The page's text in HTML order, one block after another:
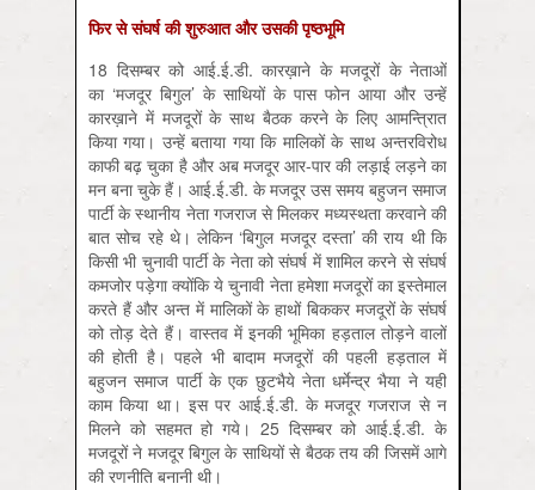
फिर से संघर्ष की शुरुआत और उसकी पृष्ठभूमि
18 दिसम्बर को आई.ई.डी. कारख़ाने के मजदूरों के नेताओं
का ‘मजदूर बिगुल’ के साथियों के पास फोन आया और उन्हें
कारख़ाने में मजदूरों के साथ बैठक करने के लिए आमन्त्रिात
किया गया। उन्हें बताया गया कि मालिकों के साथ अन्तरविरोध
काफी बढ़ चुका है और अब मजदूर आर-पार की लड़ाई लड़ने का
मन बना चुके हैं। आई.ई.डी. के मजदूर उस समय बहुजन समाज
पार्टी के स्थानीय नेता गजराज से मिलकर मध्‍यस्थता करवाने की
बात सोच रहे थे। लेकिन ‘बिगुल मजदूर दस्ता’ की राय थी कि
किसी भी चुनावी पार्टी के नेता को संघर्ष में शामिल करने से संघर्ष
कमजोर पड़ेगा क्योंकि ये चुनावी नेता हमेशा मजदूरों का इस्तेमाल
करते हैं और अन्त में मालिकों के हाथों बिककर मजदूरों के संघर्ष
को तोड़ देते हैं। वास्तव में इनकी भूमिका हड़ताल तोड़ने वालों
की होती है। पहले भी बादाम मजदूरों की पहली हड़ताल में
बहुजन समाज पार्टी के एक छुटभैये नेता धर्मेन्द्र भैया ने यही
काम किया था। इस पर आई.ई.डी. के मजदूर गजराज से न
मिलने को सहमत हो गये। 25 दिसम्बर को आई.ई.डी. के
मजदूरों ने मजदूर बिगुल के साथियों से बैठक तय की जिसमें आगे
की रणनीति बनानी थी।